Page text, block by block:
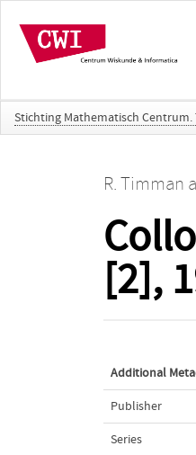
Stichting Mathematisch Centrum.
R. Timman
[2],
Additional
Publisher
Series